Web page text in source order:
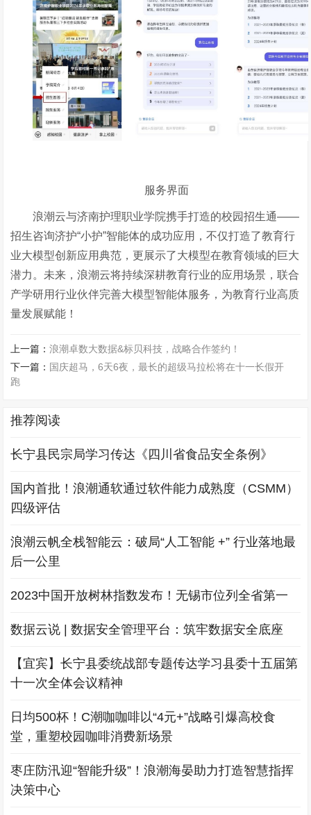
服务界面
浪潮云与济南护理职业学院携手打造的校园招生通——
招生咨询济护“小护”智能体的成功应用，不仅打造了教育行
业大模型创新应用典范，更展示了大模型在教育领域的巨大
潜力。未来，浪潮云将持续深耕教育行业的应用场景，联合
产学研用行业伙伴完善大模型智能体服务，为教育行业高质
量发展赋能！
上一篇：浪潮卓数大数据&标贝科技，战略合作签约！
下一篇： 国庆超马，6天6夜，最长的超级马拉松将在十一长假开
跑
推荐阅读
长宁县民宗局学习传达《四川省食品安全条例》
国内首批！浪潮通软通过软件能力成熟度（CSMM）
四级评估
浪潮云帆全栈智能云：破局“人工智能 +” 行业落地最
后一公里
2023中国开放树林指数发布！无锡市位列全省第一
数据云说 | 数据安全管理平台：筑牢数据安全底座
【宜宾】长宁县委统战部专题传达学习县委十五届第
十一次全体会议精神
日均500杯！C潮咖咖啡以“4元+”战略引爆高校食
堂，重塑校园咖啡消费新场景
枣庄防汛迎“智能升级”！浪潮海晏助力打造智慧指挥
决策中心